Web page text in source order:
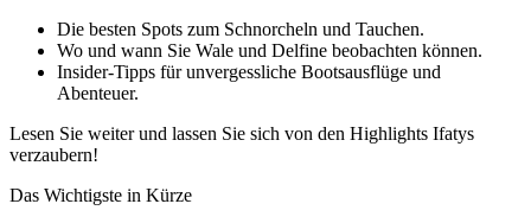
Die besten Spots zum Schnorcheln und Tauchen.
Wo und wann Sie Wale und Delfine beobachten können.
Insider-Tipps für unvergessliche Bootsausflüge und
Abenteuer.
Lesen Sie weiter und lassen Sie sich von den Highlights Ifatys
verzaubern!
Das Wichtigste in Kürze